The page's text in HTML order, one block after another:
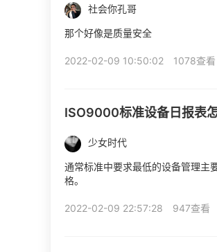
社会你孔哥
那个好像是质量安全
2022-02-09 10:50:02 1078查看
ISO9000标准设备日报表
少女时代
通常标准中要求最低的设备管理主
格。
2022-02-09 22:57:28 947查看